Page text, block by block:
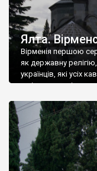
Ялта.
Вірменія першою
як державну
українців, які усіх
є відданими